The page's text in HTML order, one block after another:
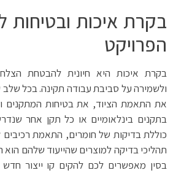
בקרת איכות ובטיחות
הפרויקט
בקרת איכות היא חיונית להבטחת
ולשמירה על סביבת עבודה תקינה. בכל
את התאמת הציוד, את בטיחות המתקנים
בתקנים בינלאומיים או כל תקן אחר
כוללת בדיקות של חומרים, התאמת רכיבים
תהליכי בדיקה למוצרים שהייעוד שלהם
בסין מאפשרים לכם להקים קו ייצור